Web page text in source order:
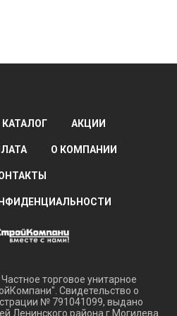
КАТАЛОГ АКЦИИ
О КОМПАНИИ
торговое унитарное
Свидетельство о
№ 791041099, выдано
Ленинского района г Могилева.